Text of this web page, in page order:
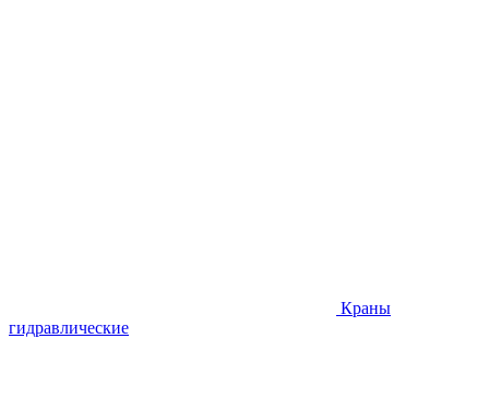
Краны
гидравлические